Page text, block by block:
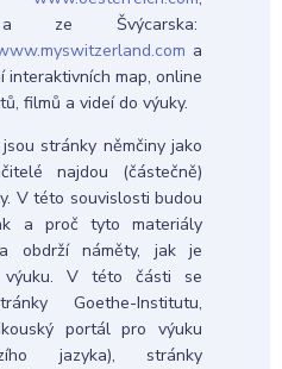
Švýcarska:
a
interaktivních map, online
filmů a videí do výuky.
stránky němčiny jako
najdou (částečně)
V této souvislosti budou
a proč tyto materiály
obdrží náměty, jak je
výuku. V této části se
Goethe-Institutu,
portál pro výuku
jazyka), stránky